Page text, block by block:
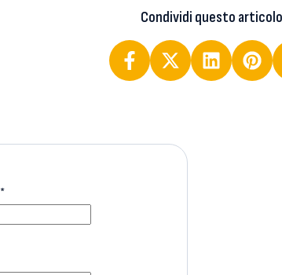
Condividi questo articolo
*